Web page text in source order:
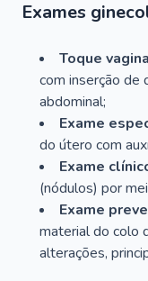
Exames
Toque
com inserção de
abdominal;
Exame
do útero com
Exame
(nódulos) por
Exame
material do colo
alterações,